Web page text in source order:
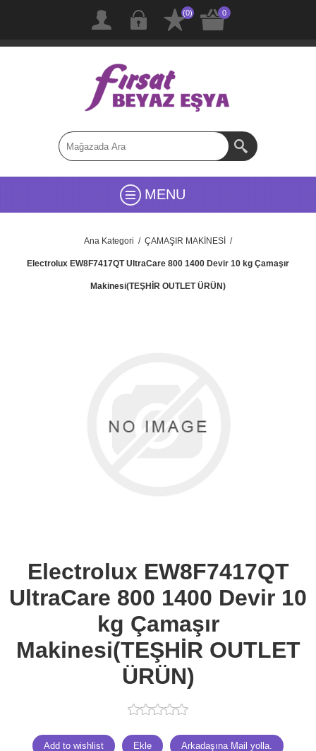
(0) 0
MENU
Ana Kategori / ÇAMAŞIR MAKİNESİ /
Electrolux EW8F7417QT UltraCare 800 1400 Devir 10 kg Çamaşır
Makinesi(TEŞHİR OUTLET ÜRÜN)
Electrolux EW8F7417QT
UltraCare 800 1400 Devir 10
kg Çamaşır
Makinesi(TEŞHİR OUTLET
ÜRÜN)